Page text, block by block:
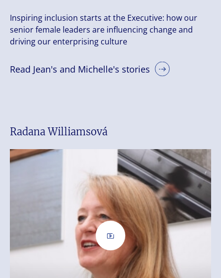
Inspiring inclusion starts at the Executive: how our
senior female leaders are influencing change and
driving our enterprising culture
Read Jean's and Michelle's stories
Radana Williamsová